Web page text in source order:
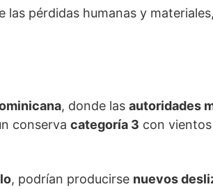
las pérdidas humanas y
, donde las autoridades
conserva categoría 3 con
, podrían producirse nuevos